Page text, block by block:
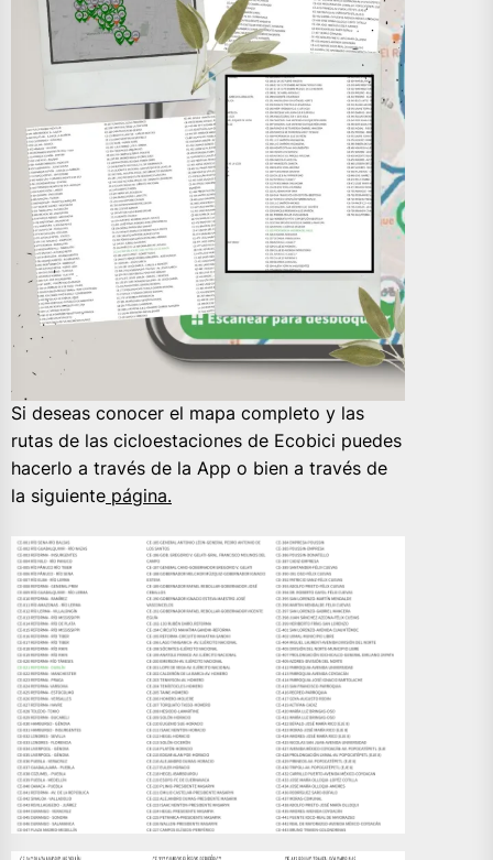
Si deseas conocer el mapa completo y las
rutas de las cicloestaciones de Ecobici puedes
hacerlo a través de la App o bien a través de
la siguiente página.